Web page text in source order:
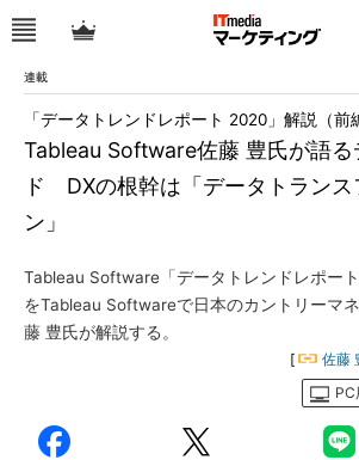
連載
Tableau Software佐藤 豊氏が語る
ド DXの根幹は「データトランス
ン」
「データトレンドレポート 2020」解説（前
Tableau Software「データトレンドレポー
をTableau Softwareで日本のカントリーマ
藤 豊氏が解説する。
[ 佐藤
PC